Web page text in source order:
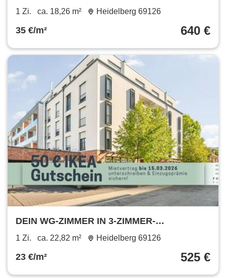
Furnished student apartment in Heidelberg
1 Zi. ca. 18,26 m² Heidelberg 69126
35 €/m² 640 €
DEIN WG-ZIMMER IN 3-ZIMMER-
STUDENTENAPARTMENT: möblierte
1 Zi. ca. 22,82 m² Heidelberg 69126
23 €/m² 525 €